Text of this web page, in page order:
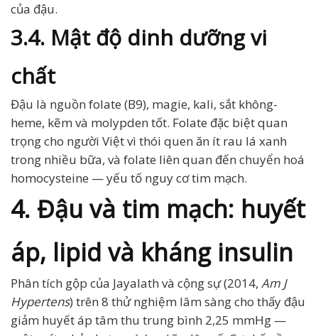
của đậu.
3.4. Mật độ dinh dưỡng vi
chất
Đậu là nguồn folate (B9), magie, kali, sắt không-
heme, kẽm và molypden tốt. Folate đặc biệt quan
trọng cho người Việt vì thói quen ăn ít rau lá xanh
trong nhiều bữa, và folate liên quan đến chuyển hoá
homocysteine — yếu tố nguy cơ tim mạch.
4. Đậu và tim mạch: huyết
áp, lipid và kháng insulin
Phân tích gộp của Jayalath và cộng sự (2014, Am J
Hypertens) trên 8 thử nghiệm lâm sàng cho thấy đậu
giảm huyết áp tâm thu trung bình 2,25 mmHg —